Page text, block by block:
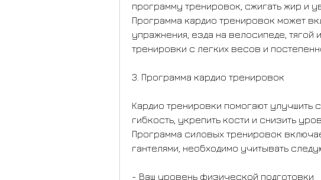
программу тренировок, сжигать жир и
Программа кардио тренировок может
упражнения, езда на велосипеде, тягой
тренировки с легких весов и
3. Программа кардио тренировок
Кардио тренировки помогают улучшить
гибкость, укрепить кости и снизить
Программа силовых тренировок
гантелями, необходимо учитывать
- Ваш уровень физической подготовки